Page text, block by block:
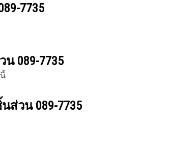
7735
น 089-7735
นส่วน 089-7735